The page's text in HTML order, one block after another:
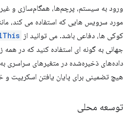
ورود به سیستم، پرچم‌ها، همگام‌سازی و
مورد سرویس هایی که استفاده می کند،
کوکی ها، دفاعی باشد. می توانید از
جهانی به گونه ای استفاده کنید که در همه
داده‌های ذخیره‌شده در متغیرهای سراسری به
هیچ تضمینی برای پایان یافتن اسکریپت
توسعه محلی